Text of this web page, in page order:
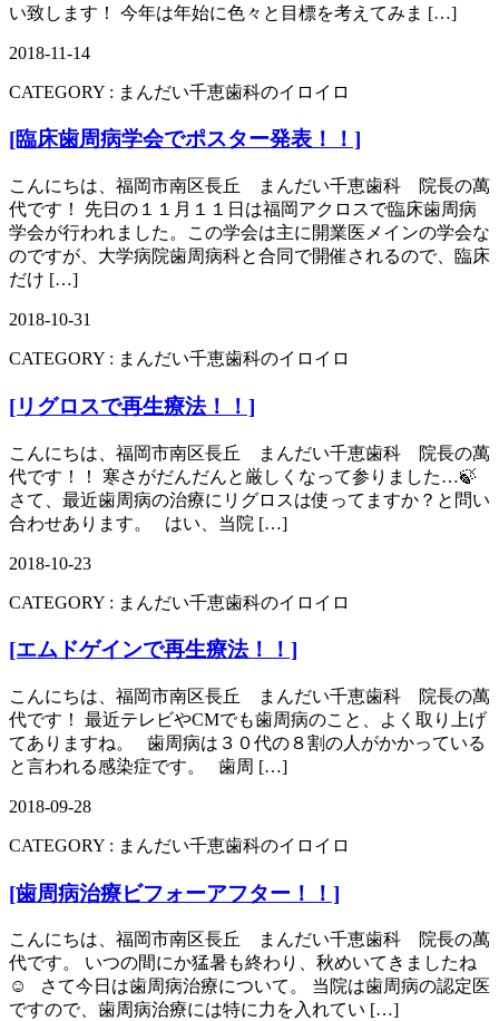
い致します！ 今年は年始に色々と目標を考えてみま […]
2018-11-14
CATEGORY : まんだい千恵歯科のイロイロ
[臨床歯周病学会でポスター発表！！]
こんにちは、福岡市南区長丘 まんだい千恵歯科 院長の萬
代です！ 先日の１１月１１日は福岡アクロスで臨床歯周病
学会が行われました。この学会は主に開業医メインの学会な
のですが、大学病院歯周病科と合同で開催されるので、臨床
だけ […]
2018-10-31
CATEGORY : まんだい千恵歯科のイロイロ
[リグロスで再生療法！！]
こんにちは、福岡市南区長丘 まんだい千恵歯科 院長の萬
代です！！ 寒さがだんだんと厳しくなって参りました…🍃
さて、最近歯周病の治療にリグロスは使ってますか？と問い
合わせあります。 はい、当院 […]
2018-10-23
CATEGORY : まんだい千恵歯科のイロイロ
[エムドゲインで再生療法！！]
こんにちは、福岡市南区長丘 まんだい千恵歯科 院長の萬
代です！ 最近テレビやCMでも歯周病のこと、よく取り上げ
てありますね。 歯周病は３０代の８割の人がかかっている
と言われる感染症です。 歯周 […]
2018-09-28
CATEGORY : まんだい千恵歯科のイロイロ
[歯周病治療ビフォーアフター！！]
こんにちは、福岡市南区長丘 まんだい千恵歯科 院長の萬
代です。 いつの間にか猛暑も終わり、秋めいてきましたね
☺️ さて今日は歯周病治療について。 当院は歯周病の認定医
ですので、歯周病治療には特に力を入れてい […]